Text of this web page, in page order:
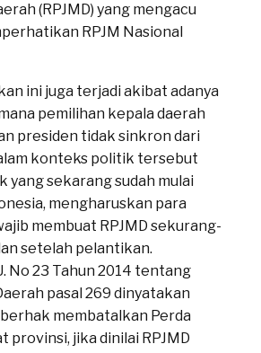
(RPJMD) yang mengacu
RPJM Nasional
ini juga terjadi akibat adanya
pemilihan kepala daerah
presiden tidak sinkron dari
konteks politik tersebut
yang sekarang sudah mulai
mengharuskan para
membuat RPJMD sekurang-
setelah pelantikan.
No 23 Tahun 2014 tentang
pasal 269 dinyatakan
membatalkan Perda
provinsi, jika dinilai RPJMD